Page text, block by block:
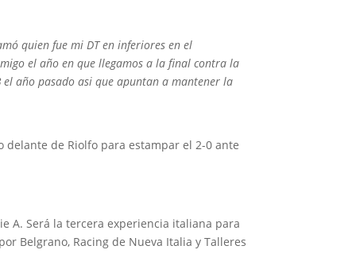
quien fue mi DT en inferiores en el
el año en que llegamos a la final contra la
el año pasado asi que apuntan a mantener la
delante de Riolfo para estampar el 2-0 ante
A. Será la tercera experiencia italiana para
Belgrano, Racing de Nueva Italia y Talleres